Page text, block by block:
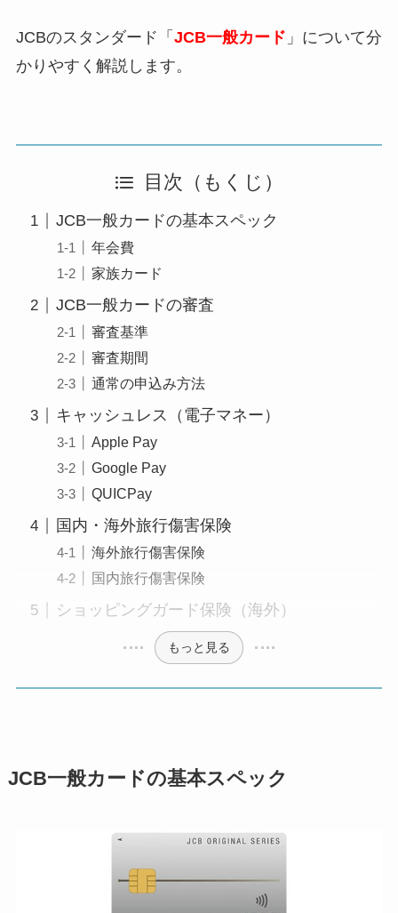
JCBのスタンダード「 JCB一般カード 」について分
かりやすく解説します。
目次（もくじ）
JCB一般カードの基本スペック
年会費
家族カード
JCB一般カードの審査
審査基準
審査期間
通常の申込み方法
キャッシュレス（電子マネー）
Apple Pay
Google Pay
QUICPay
国内・海外旅行傷害保険
海外旅行傷害保険
国内旅行傷害保険
ショッピングガード保険（海外）
もっと見る
JCB一般カードの基本スペック